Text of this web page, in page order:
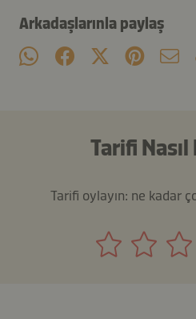
Arkadaşlarınla paylaş
Tarifi
Tarifi oylayın: ne kadar